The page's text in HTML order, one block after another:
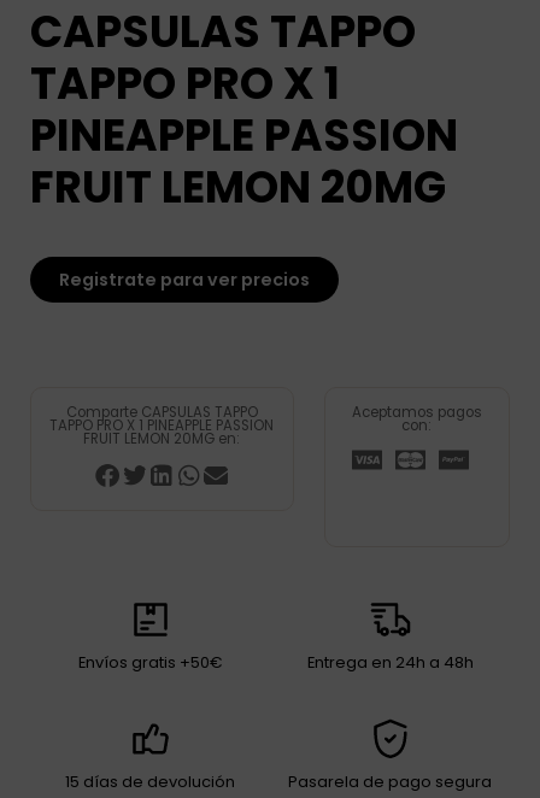
CAPSULAS TAPPO
TAPPO PRO X 1
PINEAPPLE PASSION
FRUIT LEMON 20MG
Registrate para ver precios
Comparte CAPSULAS TAPPO
TAPPO PRO X 1 PINEAPPLE PASSION
FRUIT LEMON 20MG en:
Aceptamos pagos
con:
Envíos gratis +50€ Entrega en 24h a 48h
15 días de devolución Pasarela de pago segura